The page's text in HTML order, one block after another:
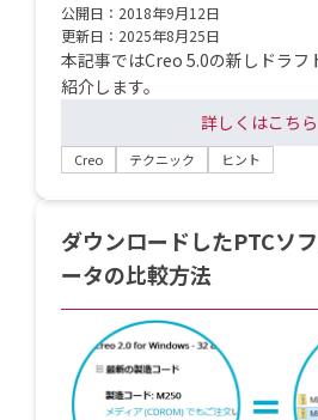
公開日：2018年9月12日
更新日：2025年8月25日
本記事ではCreo 5.0の新しドラフ
紹介します。
詳しくはこちら
Creo テクニック ヒント
ダウンロードしたPTCソ
ータの比較方法